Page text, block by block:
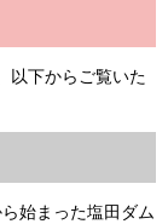
以下からご覧いた
始まった塩田ダム